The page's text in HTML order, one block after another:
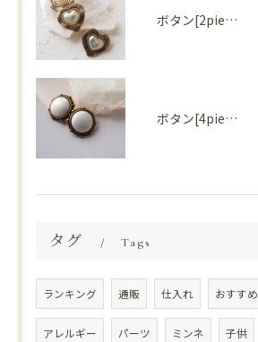
ボタン[2piece] Import parts No2727
ボタン[4piece] Import parts No2724
タグ Tags
ランキング 通販 仕入れ おすすめ
アレルギー パーツ ミンネ 子供